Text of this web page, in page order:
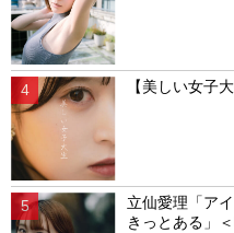
【美しい女子
立仙愛理「ア
きっとある」